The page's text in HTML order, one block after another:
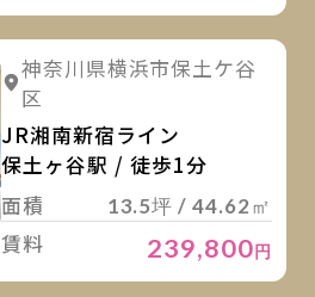
詳細を見る 詳細を見る
神奈川県横浜市保土ケ谷
区
JR湘南新宿ライン
保土ヶ谷駅 / 徒歩1分
面積
13.5坪 / 44.62㎡
賃料 239,800円